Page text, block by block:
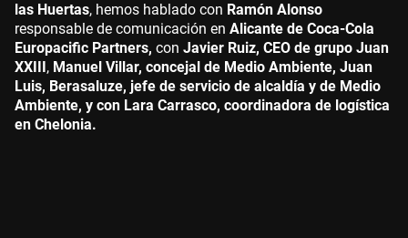
las Huertas, hemos hablado con Ramón Alonso
responsable de comunicación en Alicante de Coca-Cola
Europacific Partners, con Javier Ruiz, CEO de grupo Juan
XXIII, Manuel Villar, concejal de Medio Ambiente, Juan
Luis, Berasaluze, jefe de servicio de alcaldía y de Medio
Ambiente, y con Lara Carrasco, coordinadora de logística
en Chelonia.